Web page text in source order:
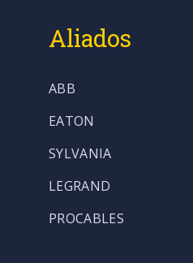
Aliados
ABB
EATON
SYLVANIA
LEGRAND
PROCABLES